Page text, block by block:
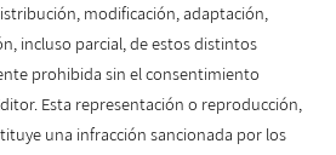
modificación, adaptación,
incluso parcial, de estos distintos
prohibida sin el consentimiento
Esta representación o reproducción,
una infracción sancionada por los